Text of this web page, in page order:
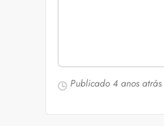
Publicado4 anos atrás